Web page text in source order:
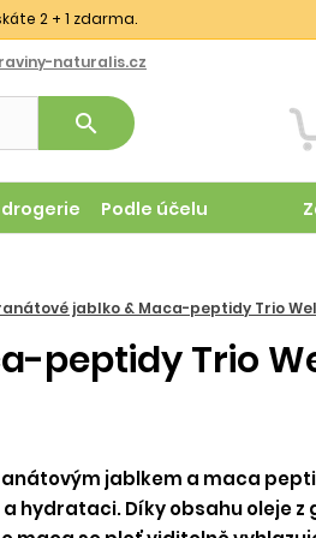
2 + 1 zdarma.
naturalis.cz
search
Podle účelu
jablko & Maca-peptidy Trio
peptidy Trio
jablkem a maca
hydrataci. Díky obsahu oleje